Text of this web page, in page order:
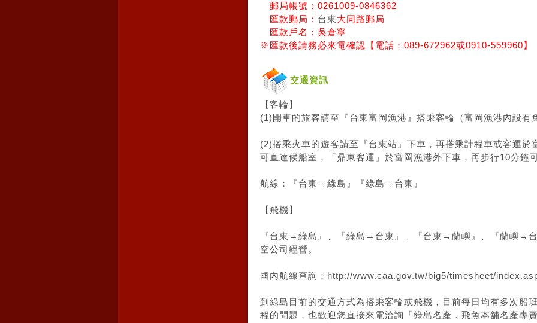
郵局帳號：0261009-0846362
匯款郵局： 台東大同路郵局
匯款戶名：吳倉寧
※匯款後請務必來電確認【電話：089-672962或0910-559960】
交通資訊
【客輪】
(1)開車的旅客請至『台東富岡漁港』搭乘客輪（富岡漁港內設有
(2)搭乘火車的遊客請至『台東站』下車，再搭乘計程車或客運於
可直達候船室，「鼎東客運」於富岡漁港外下車，再步行10分鐘
航線：『台東 → 綠島 』『綠島 → 台東 』
【飛機】
『台東 → 綠島 』、『綠島 → 台東 』、『台東 → 蘭嶼 』、『蘭嶼 →
空公司經營。
國內航線查詢：http://www.caa.gov.tw/big5/timesheet/
到 綠島 目前的交通方式為搭乘客輪或飛機，目前每日均有多次船
程的問題，也歡迎您直接來電洽詢「 綠島名產．飛魚本舖名產專